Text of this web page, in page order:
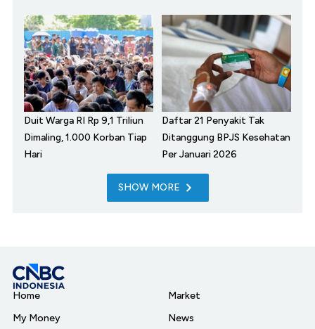
Duit Warga RI Rp 9,1 Triliun
Dimaling, 1.000 Korban Tiap
Hari
Daftar 21 Penyakit Tak
Ditanggung BPJS Kesehatan
Per Januari 2026
SHOW MORE
Home
My Money
Market
News